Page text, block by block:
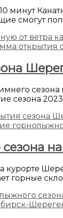
минут
смогут
от ветра
сезона
сезона
курорте
горные